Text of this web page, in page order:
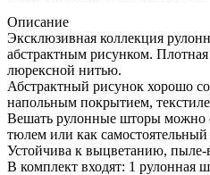
Описание
Эксклюзивная коллекция
абстрактным рисунком.
люрексной нитью.
Абстрактный рисунок хорошо
напольным покрытием,
Вешать рулонные шторы можно
тюлем или как самостоятельный
Устойчива к выцветанию, пыле-
В комплект входят: 1 рулонная